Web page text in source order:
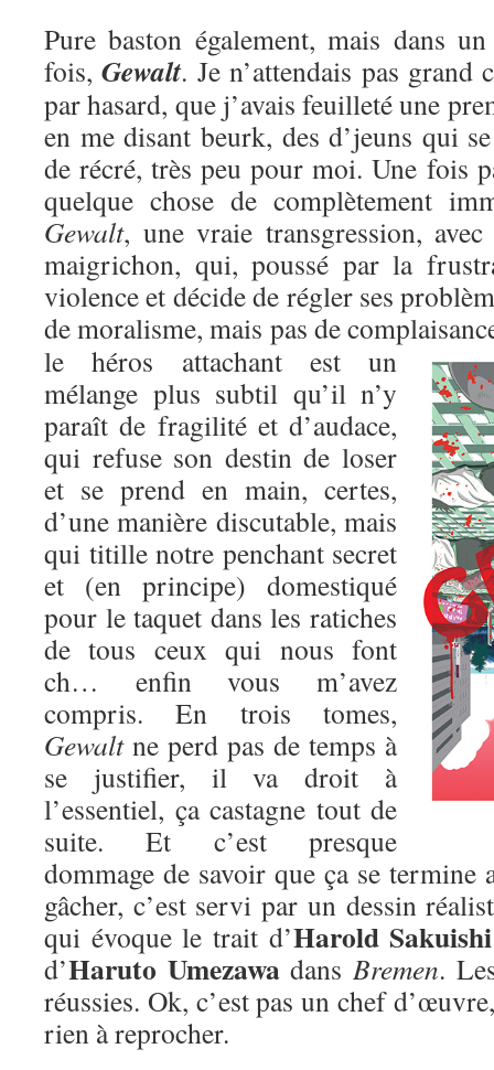
Pure baston également, mais dans
fois,Gewalt. Je n’attendais pas grand
par hasard, que j’avais feuilleté une
en me disant beurk, des d’jeuns qui
de récré, très peu pour moi. Une fois
quelque chose de complètement
Gewalt, une vraie transgression,
maigrichon, qui, poussé par la
violence et décide de régler ses
de moralisme, mais pas de
le héros attachant est un
mélange plus subtil qu’il n’y
paraît de fragilité et d’audace,
qui refuse son destin de loser
et se prend en main, certes,
d’une manière discutable, mais
qui titille notre penchant secret
et (en principe) domestiqué
pour le taquet dans les ratiches
de tous ceux qui nous font
ch… enfin vous m’avez
compris. En trois tomes,
Gewaltne perd pas de temps à
se justifier, il va droit à
l’essentiel, ça castagne tout de
suite. Et c’est presque
dommage de savoir que ça se
gâcher, c’est servi par un dessin
qui évoque le trait d’Harold Sakuishi
d’Haruto UmezawadansBremen.
réussies. Ok, c’est pas un chef
rien à reprocher.